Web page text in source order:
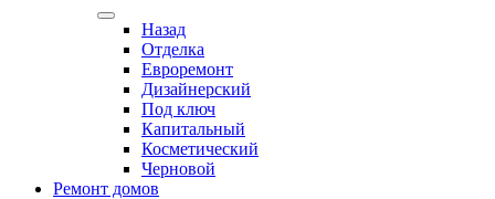
Назад
Отделка
Евроремонт
Дизайнерский
Под ключ
Капитальный
Косметический
Черновой
Ремонт домов